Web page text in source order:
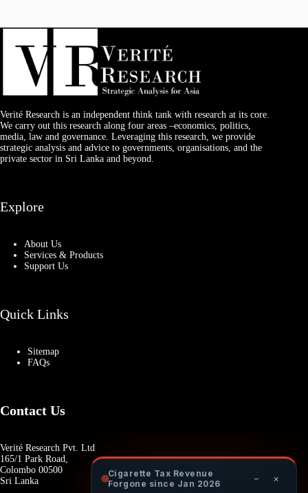
Verité Research is an independent think tank with research at its core.
We carry out this research along four areas –economics, politics,
media, law and governance. Leveraging this research, we provide
strategic analysis and advice to governments, organisations, and the
private sector in Sri Lanka and beyond.
Explore
About Us
Services & Products
Support Us
Quick Links
Sitemap
FAQs
Contact Us
Verité Research Pvt. Ltd
165/1 Park Road,
Colombo 00500
Sri Lanka
Cigarette Tax Revenue
Forgone since Jan 2026
− ×